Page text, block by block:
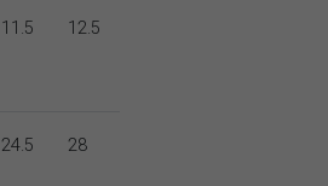
11.5 12.5
24.5 28